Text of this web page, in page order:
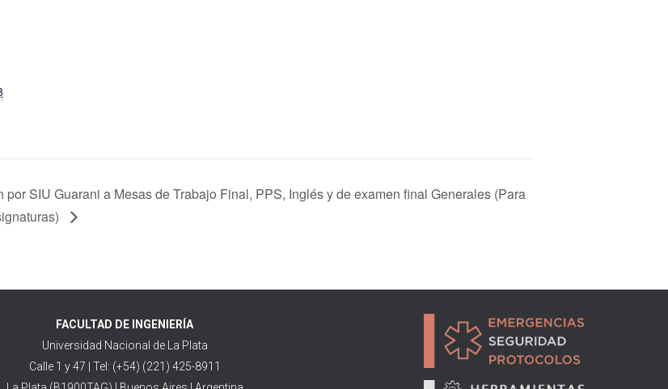
por SIU Guarani a Mesas de Trabajo Final, PPS, Inglés y de examen final Generales (Para
FACULTAD DE INGENIERÍA
Universidad Nacional de La Plata
Calle 1 y 47 | Tel: (+54) (221) 425-8911